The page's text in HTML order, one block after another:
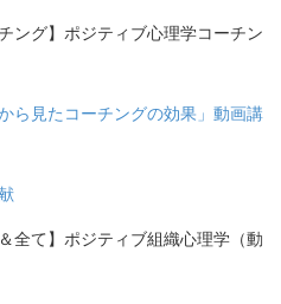
ング】ポジティブ心理学コーチン
ら見たコーチングの効果」動画講
全て】ポジティブ組織心理学（動